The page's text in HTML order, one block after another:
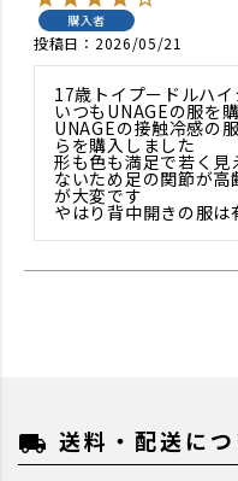
購入者
投稿日 2026/05/21
17歳トイプードルハ
いつもUNAGEの服を
UNAGEの接触冷感の
らを購入しました
形も色も満足で若く見
ないため足の関節が
が大変です
local_shipping 送料・配送につ